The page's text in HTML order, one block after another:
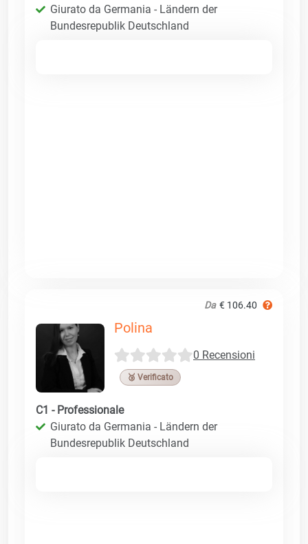
Giurato da Germania - Ländern der
Bundesrepublik Deutschland
Da € 106.40
Polina
0 Recensioni
🥉 Verificato
C1 - Professionale
Giurato da Germania - Ländern der
Bundesrepublik Deutschland